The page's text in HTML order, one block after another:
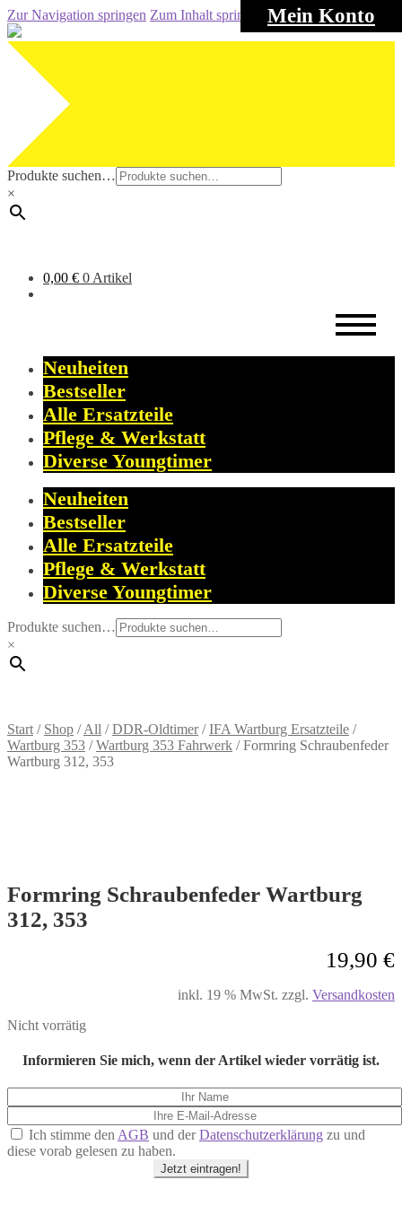
Mein Konto
Zur Navigation springen Zum Inhalt springen
Produkte suchen…
×
0,00 € 0 Artikel
Neuheiten
Bestseller
Alle Ersatzteile
Pflege & Werkstatt
Diverse Youngtimer
Neuheiten
Bestseller
Alle Ersatzteile
Pflege & Werkstatt
Diverse Youngtimer
Produkte suchen…
×
Start / Shop /All /DDR-Oldtimer/IFA Wartburg Ersatzteile /
Wartburg 353 /Wartburg 353 Fahrwerk /Formring Schraubenfeder
Wartburg 312, 353
Formring Schraubenfeder Wartburg
312, 353
19,90 €
inkl. 19 % MwSt. zzgl. Versandkosten
Nicht vorrätig
Informieren Sie mich, wenn der Artikel wieder vorrätig ist.
Ich stimme den AGB und derDatenschutzerklärung zu und
diese vorab gelesen zu haben.
Jetzt eintragen!